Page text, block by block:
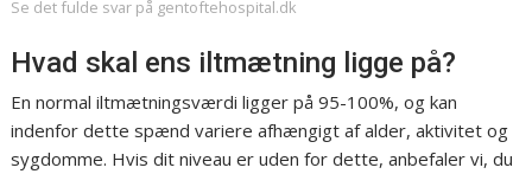
Se det fulde svar på gentoftehospital.dk
Hvad skal ens iltmætning ligge på?
En normal iltmætningsværdi ligger på 95-100%, og kan
indenfor dette spænd variere afhængigt af alder, aktivitet og
sygdomme. Hvis dit niveau er uden for dette, anbefaler vi, du